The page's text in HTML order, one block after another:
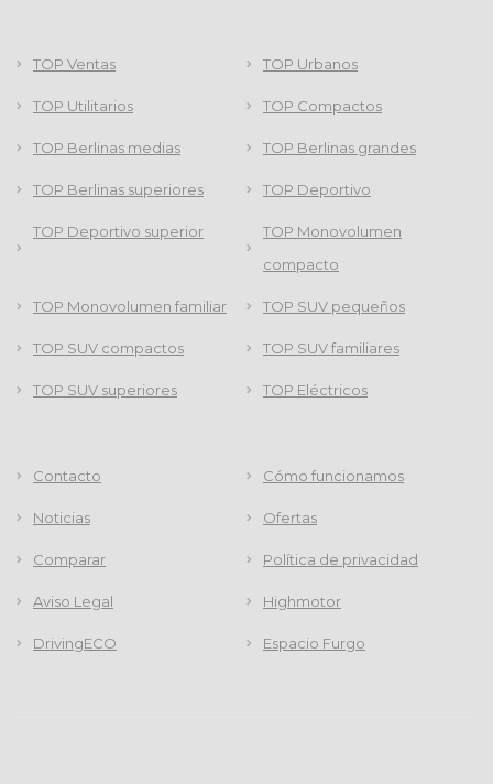
TOP Ventas TOP Urbanos
TOP Utilitarios TOP Compactos
TOP Berlinas medias TOP Berlinas grandes
TOP Berlinas superiores TOP Deportivo
TOP Deportivo superior
TOP Monovolumen
compacto
TOP Monovolumen familiar TOP SUV pequeños
TOP SUV compactos TOP SUV familiares
TOP SUV superiores TOP Eléctricos
Contacto Cómo funcionamos
Noticias Ofertas
Comparar Política de privacidad
Aviso Legal Highmotor
DrivingECO Espacio Furgo